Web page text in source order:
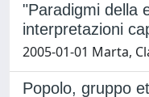
"Paradigmi della
interpretazioni
2005-01-01 Marta,
Popolo, gruppo